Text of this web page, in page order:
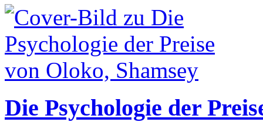
Die Psychologie der